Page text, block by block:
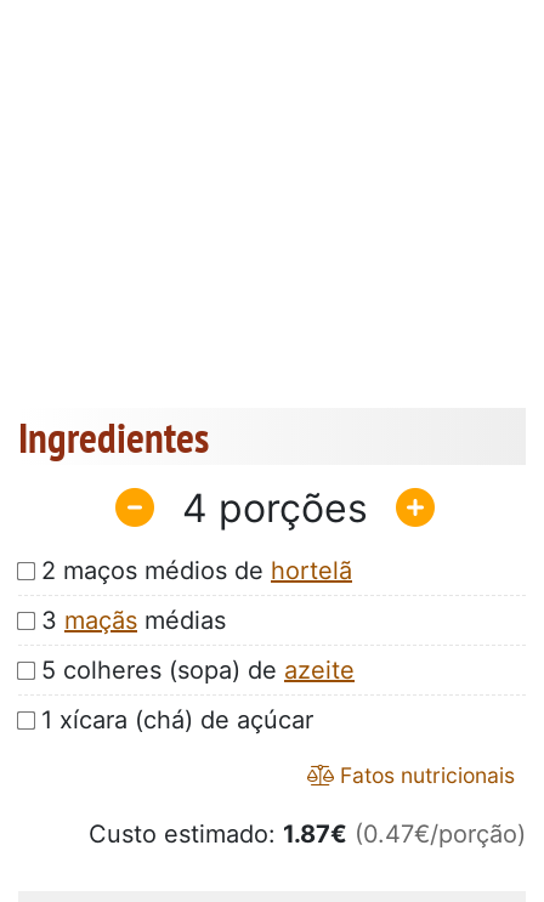
Ingredientes
4
2 maços médios de hortelã
3 maçãs médias
5 colheres (sopa) de azeite
1 xícara (chá) de açúcar
Fatos nutricionais
Custo estimado: 1.87€ (0.47€/porção)